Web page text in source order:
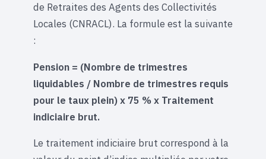
de Retraites des Agents des Collectivités
Locales (CNRACL). La formule est la suivante
:
Pension = (Nombre de trimestres
liquidables / Nombre de trimestres requis
pour le taux plein) x 75 % x Traitement
indiciaire brut.
Le traitement indiciaire brut correspond à la